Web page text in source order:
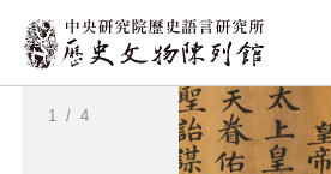
:::
:::
1/ 4